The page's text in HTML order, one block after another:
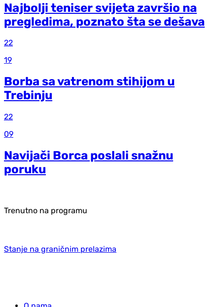
Najbolji teniser svijeta završio na
pregledima, poznato šta se dešava
22
19
Borba sa vatrenom stihijom u
Trebinju
22
09
Navijači Borca poslali snažnu
poruku
Trenutno na programu
Stanje na graničnim prelazima